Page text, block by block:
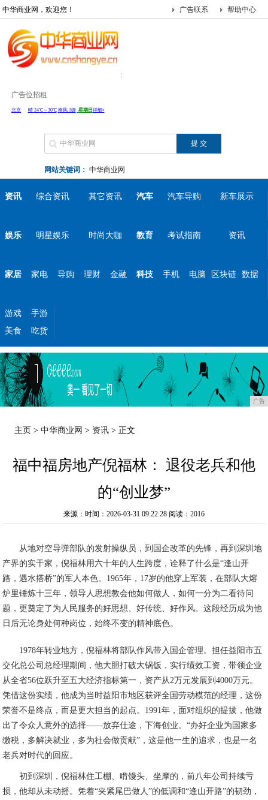
中华商业网，欢迎您！ 帮助中心
广告联系
广告位招租
网站关键词： 中华商业网
资讯 综合资讯 其它资讯 汽车 汽车导购 新车展示
娱乐 明星娱乐 时尚大咖 教育 考试指南 资讯
家居 家电 导购 理财 金融 科技 手机 电脑 区块链 数据
游戏
手游
美食
吃货
广告
主页 >中华商业网 > 资讯 > 正文
福中福房地产倪福林： 退役老兵和他
的“创业梦”
来源：时间：2026-03-31 09:22:28 阅读：2016
从地对空导弹部队的发射操纵员，到国企改革的先锋，再到深圳地
产界的实干家，倪福林用六十年的人生跨度，诠释了什么是“逢山开
路，遇水搭桥”的军人本色。1965年，17岁的他穿上军装，在部队大熔
炉里锤炼十三年，领导人思想教会他如何做人，如何一分为二看待问
题，更奠定了为人民服务的好思想、好传统、好作风。这段经历成为他
日后无论身处何种岗位，始终不变的精神底色。
1978年转业地方，倪福林将部队作风带入国企管理。担任益阳市五
交化总公司总经理期间，他大胆打破大锅饭，实行绩效工资，带领企业
从全省56位跃升至五大经济指标第一，资产从2万元发展到4000万元。
凭借这份实绩，他成为当时益阳市地区获评全国劳动模范的经理，这份
荣誉不是终点，而是更大担当的起点。1991年，面对组织的提拔，他做
出了令众人意外的选择——放弃仕途，下海创业。“办好企业为国家多
缴税，多解决就业，多为社会做贡献”，这是他一生的追求，也是一名
老兵对时代的回应。
初到深圳，倪福林住工棚、啃馒头、坐摩的，前八年公司持续亏
损，他却从未动摇。凭着“夹紧尾巴做人”的低调和“逢山开路”的韧劲，